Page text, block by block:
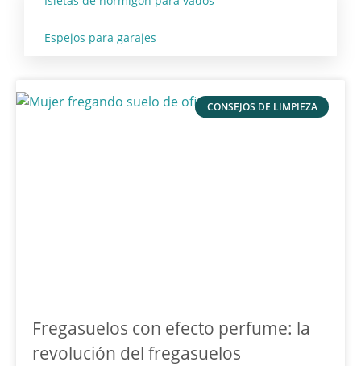
Espejos para garajes
CONSEJOS DE LIMPIEZA
Fregasuelos con efecto perfume: la
revolución del fregasuelos